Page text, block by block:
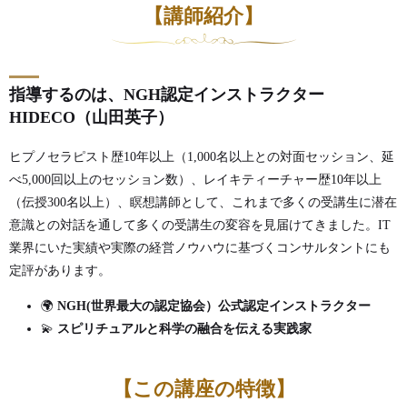
【講師紹介】
指導するのは、NGH認定インストラクター
HIDECO（山田英子）
ヒプノセラピスト歴10年以上（1,000名以上との対面セッション、延
べ5,000回以上のセッション数）、レイキティーチャー歴10年以上
（伝授300名以上）、瞑想講師として、これまで多くの受講生に潜在
意識との対話を通して多くの受講生の変容を見届けてきました。IT
業界にいた実績や実際の経営ノウハウに基づくコンサルタントにも
定評があります。
🌍 NGH(世界最大の認定協会）公式認定インストラクター
💫 スピリチュアルと科学の融合を伝える実践家
【この講座の特徴】